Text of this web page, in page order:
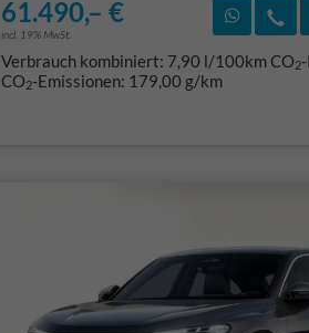
61.490,– €
incl. 19% MwSt.
Rückruf
Verbrauch kombiniert: 7,90 l/100kmCO2
CO2-Emissionen: 179,00 g/km